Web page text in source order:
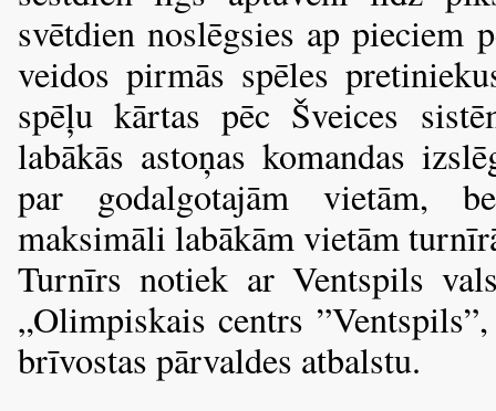
svētdien noslēgsies ap pieciem
veidos pirmās spēles
spēļu kārtas pēc Šveices
labākās astoņas komandas
par godalgotajām vietām,
maksimāli labākām vietām
Turnīrs notiek ar Ventspils
„Olimpiskais centrs
brīvostas pārvaldes atbalstu.